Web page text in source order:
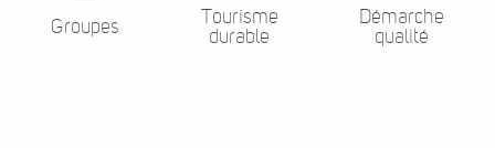
Groupes
Tourisme
durable
Démarche
qualité